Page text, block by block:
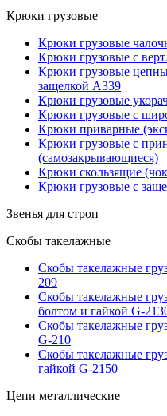
Крюки грузовые
Крюки грузовые
Крюки грузовые с
Крюки грузовые
защелкой А339
Крюки грузовые
Крюки грузовые с
Крюки приварные
Крюки грузовые с
(самозакрывающиеся)
Крюки скользящие
Крюки грузовые с
Звенья для строп
Скобы такелажные
Скобы такелажные
209
Скобы такелажные
болтом и гайкой G-
Скобы такелажные
G-210
Скобы такелажные
гайкой G-2150
Цепи металлические